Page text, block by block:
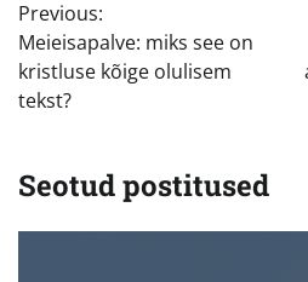
Previous:
Meieisapalve: miks see on
kristluse kõige olulisem
tekst?
Seotud postitused